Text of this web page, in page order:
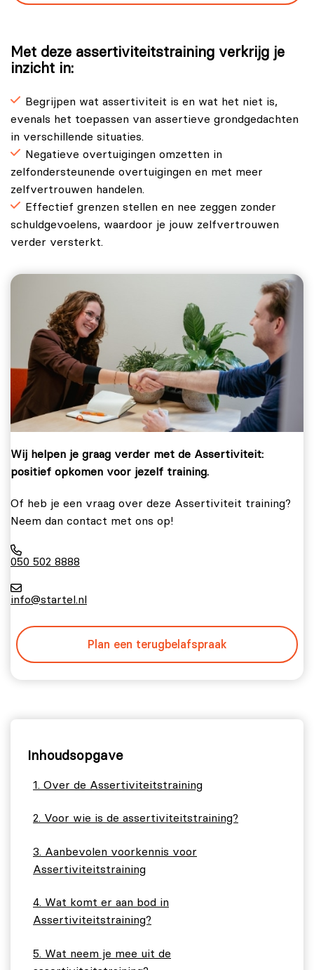
Met deze assertiviteitstraining verkrijg je
inzicht in:
Begrijpen wat assertiviteit is en wat het niet is,
evenals het toepassen van assertieve grondgedachten
in verschillende situaties.
Negatieve overtuigingen omzetten in
zelfondersteunende overtuigingen en met meer
zelfvertrouwen handelen.
Effectief grenzen stellen en nee zeggen zonder
schuldgevoelens, waardoor je jouw zelfvertrouwen
verder versterkt.
Wij helpen je graag verder met de Assertiviteit:
positief opkomen voor jezelf training.
Of heb je een vraag over deze Assertiviteit training?
Neem dan contact met ons op!
050 502 8888
info@startel.nl
Plan een terugbelafspraak
Inhoudsopgave
Over de Assertiviteitstraining
Voor wie is de assertiviteitstraining?
Aanbevolen voorkennis voor
Assertiviteitstraining
Wat komt er aan bod in
Assertiviteitstraining?
Wat neem je mee uit de